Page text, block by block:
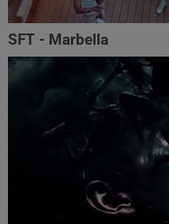
SFT - Marbella